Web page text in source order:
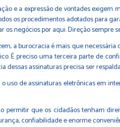
e a expressão de vontades
os procedimentos adotados para
negócios por aqui. Direção sempre
a burocracia é mais que
É preciso uma terceira parte de
dessas assinaturas precisa ser
uso de assinaturas eletrônicas em
que os cidadãos tenham
confiabilidade e enorme